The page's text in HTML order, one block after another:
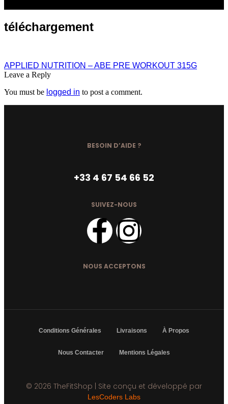
téléchargement
APPLIED NUTRITION – ABE PRE WORKOUT 315G
Leave a Reply
You must be logged in to post a comment.
BESOIN D’AIDE ?
+33 4 67 54 66 52
SUIVEZ-NOUS
NOUS ACCEPTONS
Conditions Générales Livraisons À Propos
Nous Contacter Mentions Légales
© 2026 TheFitShop | Site conçu et développé par
LesCoders Labs